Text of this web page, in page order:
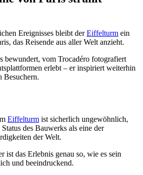
Ereignisses bleibt derEiffelturm ein
das Reisende aus aller Welt anzieht.
bewundert, vom Trocadéro fotografiert
erlebt – er inspiriert weiterhin
Besuchern.
Eiffelturm ist sicherlich ungewöhnlich,
des Bauwerks als eine der
der Welt.
ist das Erlebnis genau so, wie es sein
und beeindruckend.